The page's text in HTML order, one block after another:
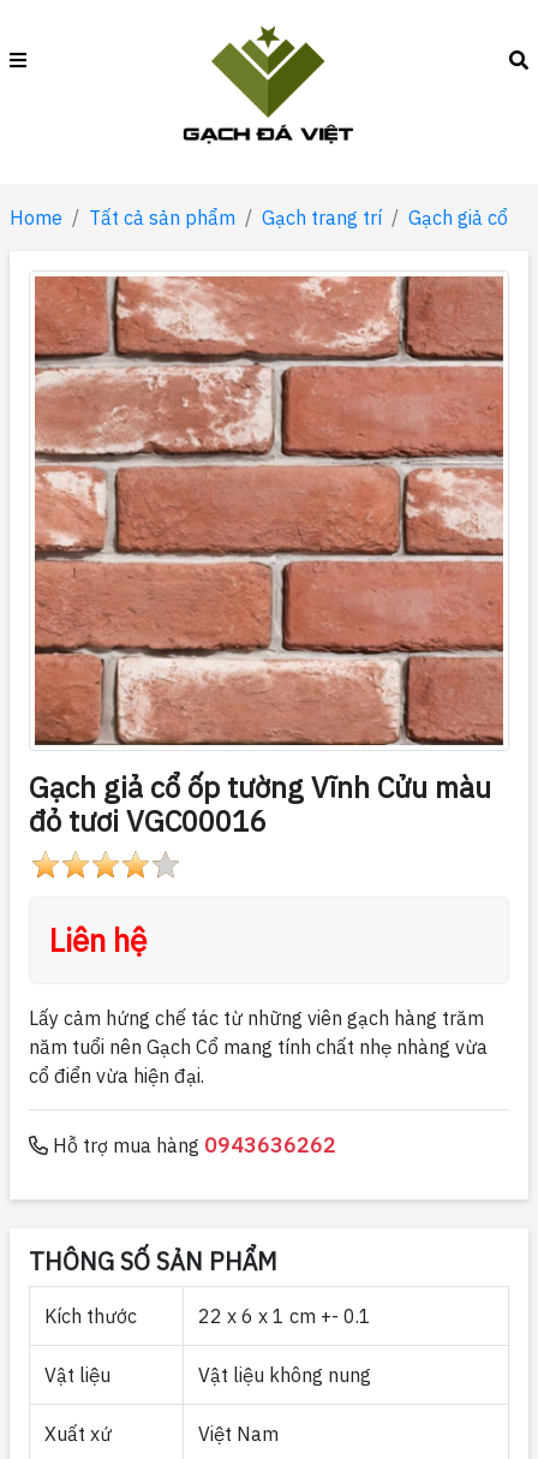
Home Tất cả sản phẩm Gạch trang trí Gạch giả cổ
Gạch giả cổ ốp tường Vĩnh Cửu màu
đỏ tươi VGC00016
Liên hệ
Lấy cảm hứng chế tác từ những viên gạch hàng trăm
năm tuổi nên Gạch Cổ mang tính chất nhẹ nhàng vừa
cổ điển vừa hiện đại.
Hỗ trợ mua hàng 0943636262
THÔNG SỐ SẢN PHẨM
Kích thước 22 x 6 x 1 cm +- 0.1
Vật liệu Vật liệu không nung
Xuất xứ Việt Nam